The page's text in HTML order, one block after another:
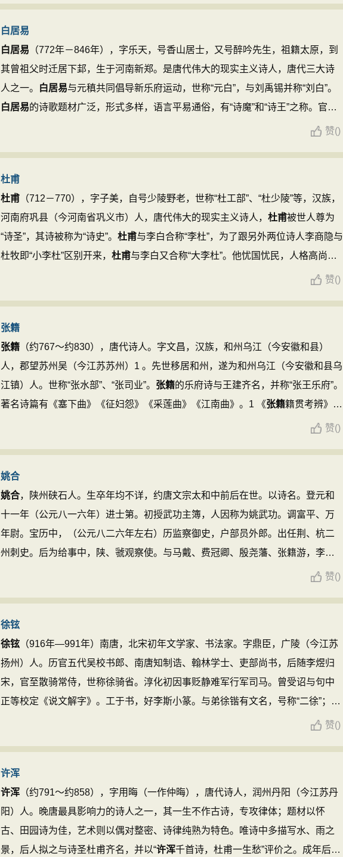
白居易
白居易 （772年－846年），字乐天，号香山居士，又号醉吟先生，祖籍太原，到
其曾祖父时迁居下邽，生于河南新郑。是唐代伟大的现实主义诗人，唐代三大诗
人之一。
白居易与元稹共同倡导新乐府运动，世称“元白”，与刘禹锡并称“刘白”。
白居易的诗歌题材广泛，形式多样，语言平易通俗，有“诗魔”和“诗王”之称。官至
在洛阳逝世，葬于香山。有《白氏长
赞()
杜甫
杜甫 （712－770），字子美，自号少陵野老，世称“杜工部”、“杜少陵”等，汉族，
河南府巩县（今河南省巩义市）人，唐代伟大的现实主义诗人， 杜甫被世人尊为
“诗圣”，其诗被称为“诗史”。 杜甫与李白合称“李杜”，为了跟另外两位诗人李商隐与
杜牧即“小李杜”区别开来， 杜甫与李白又合称“大李杜”。他忧国忧民，人格高尚，
他的约1400余首诗被保留了下来，诗艺精湛，在中国古典诗歌中备受推崇，影响
赞()
张籍
张籍 （约767～约830），唐代诗人。字文昌，汉族，和州乌江（今安徽和县）
人，郡望苏州吴（今江苏苏州）1 。先世移居和州，遂为和州乌江（今安徽和县乌
江镇）人。世称“张水部”、“张司业”。 张籍的乐府诗与王建齐名，并称“张王乐府”。
著名诗篇有《塞下曲》《征妇怨》《采莲曲》《江南曲》。1 《张籍籍贯考辨》认
传》、《唐诗纪事》、
赞()
姚合
姚合，陕州硖石人。生卒年均不详，约唐文宗太和中前后在世。以诗名。登元和
十一年（公元八一六年）进士第。初授武功主簿，人因称为姚武功。调富平、万
年尉。宝历中，（公元八二六年左右）历监察御史，户部员外郎。出任荆、杭二
州刺史。后为给事中，陕、虢观察使。与马戴、费冠卿、殷尧藩、张籍游，李频
师事之。诗与贾岛齐名，号称“姚、贾”。仕终秘书监。合著有诗集十卷，《新唐书
赞()
徐铉
徐铉 （916年—991年）南唐，北宋初年文学家、书法家。字鼎臣，广陵（今江苏
扬州）人。历官五代吴校书郎、南唐知制诰、翰林学士、吏部尚书，后随李煜归
宋，官至散骑常侍，世称徐骑省。淳化初因事贬静难军行军司马。曾受诏与句中
正等校定《说文解字》。工于书，好李斯小篆。与弟徐锴有文名，号称“二徐”；又
赞()
许浑
许浑 （约791～约858），字用晦（一作仲晦），唐代诗人，润州丹阳（今江苏丹
阳）人。晚唐最具影响力的诗人之一，其一生不作古诗，专攻律体；题材以怀
古、田园诗为佳，艺术则以偶对整密、诗律纯熟为特色。唯诗中多描写水、雨之
景，后人拟之与诗圣杜甫齐名，并以“许浑千首诗，杜甫一生愁”评价之。成年后移